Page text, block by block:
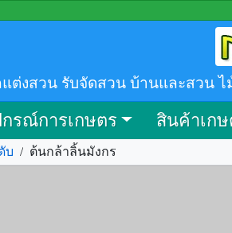
ต่งสวน รับจัดสวน บ้านและสวน
รณ์การเกษตร สินค้าเก
บ / ต้นกล้าลิ้นมังกร